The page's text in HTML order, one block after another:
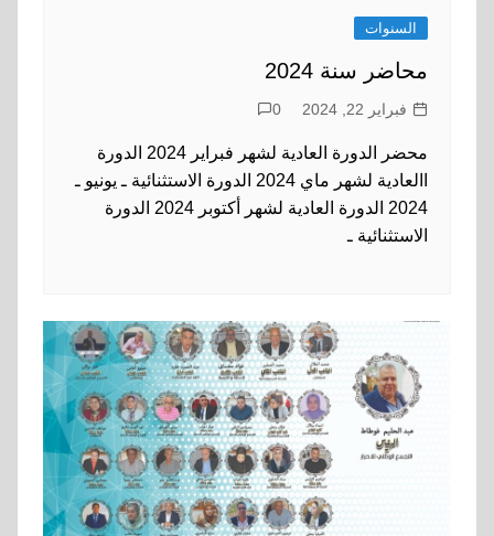
السنوات
محاضر سنة 2024
فبراير 22, 2024 0
محضر الدورة العادية لشهر فبراير 2024 الدورة
االعادية لشهر ماي 2024 الدورة الاستثنائية ـ يونيو ـ
2024 الدورة العادية لشهر أكتوبر 2024 الدورة
الاستثنائية ـ